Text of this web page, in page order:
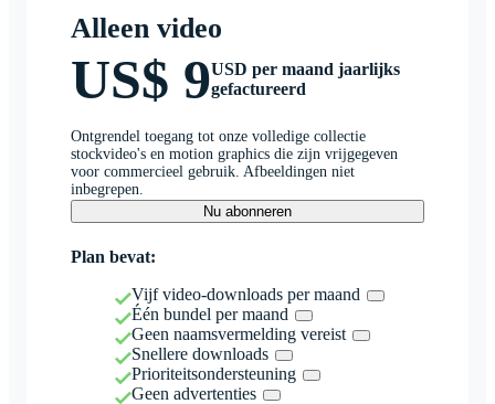
Alleen video
US$ 9USD per maand jaarlijks
gefactureerd
Ontgrendel toegang tot onze volledige collectie
stockvideo's en motion graphics die zijn vrijgegeven
voor commercieel gebruik. Afbeeldingen niet
inbegrepen.
Nu abonneren
Plan bevat:
Vijf video-downloads per maand
Één bundel per maand
Geen naamsvermelding vereist
Snellere downloads
Prioriteitsondersteuning
Geen advertenties